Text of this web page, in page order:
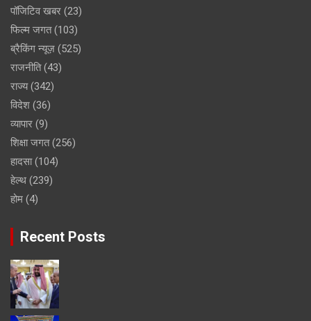
पॉजिटिव खबर (23)
फिल्म जगत(103)
ब्रैकिंग न्यूज़ (525)
राजनीति(43)
राज्य(342)
विदेश (36)
व्यापार (9)
शिक्षा जगत(256)
हादसा(104)
हेल्थ (239)
होम (4)
Recent Posts